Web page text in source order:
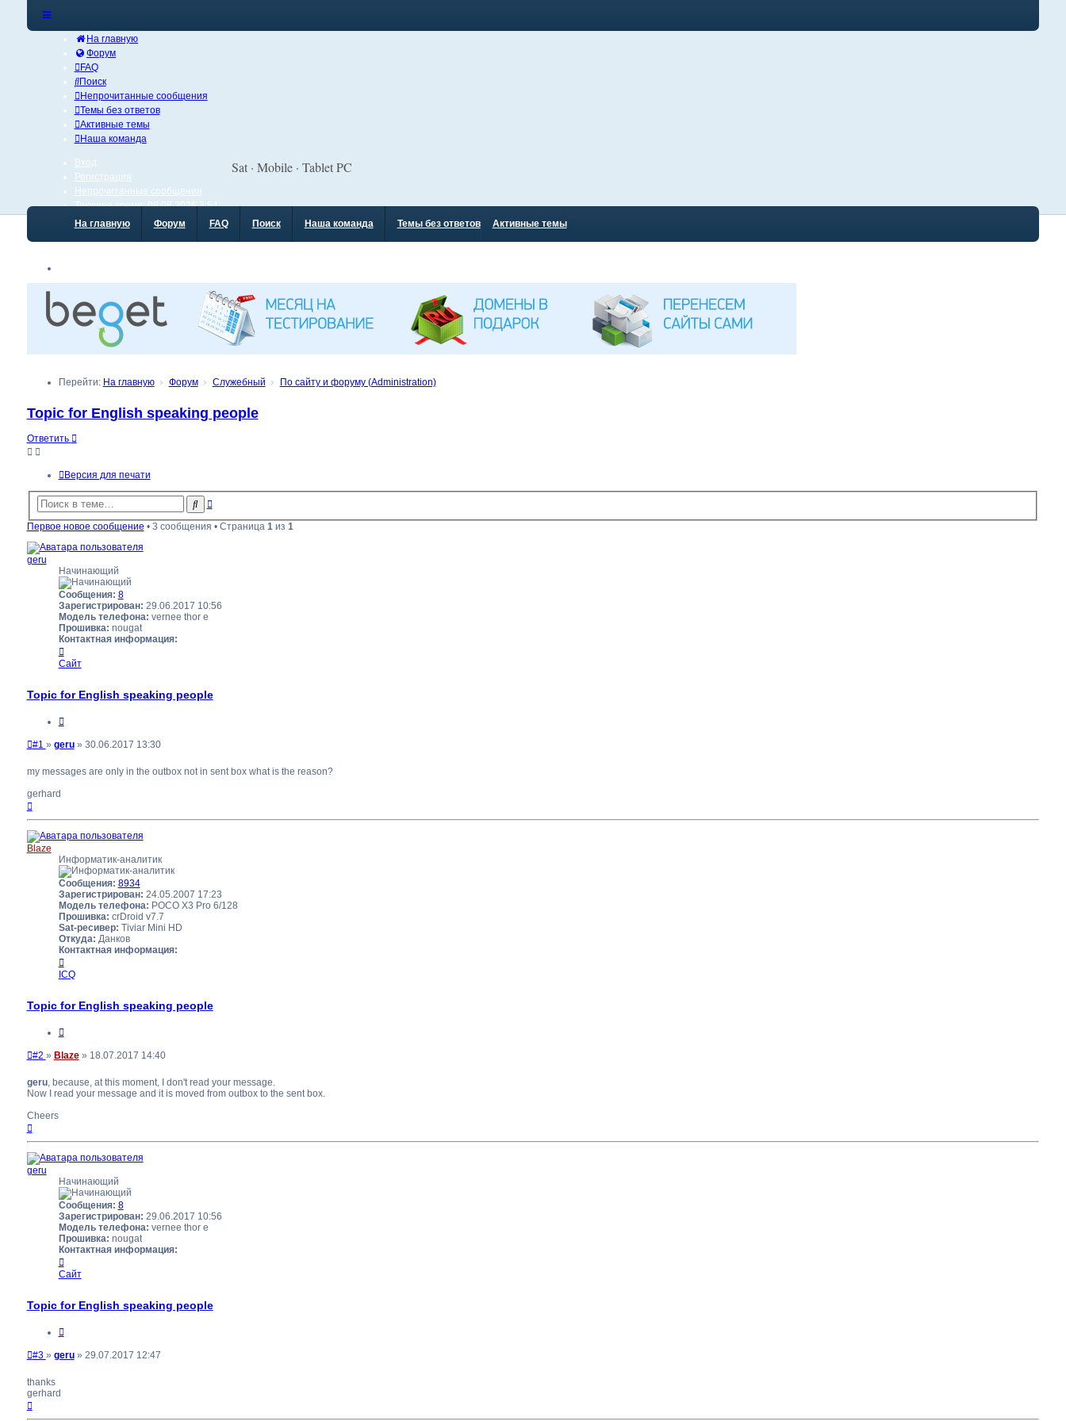
На главную
Форум
FAQ
Поиск
Непрочитанные сообщения
Темы без ответов
Активные темы
Наша команда
Вход
Регистрация
Непрочитанные сообщения
Текущее время: 08.08.2026 3:54
Sat · Mobile · Tablet PC
На главную Форум FAQ Поиск Наша команда Темы без ответов Активные темы
Перейти: На главную Форум Служебный По сайту и форуму (Administration)
Topic for English speaking people
Ответить
Версия для печати
ПоискРасширенный
поиск
Первое новое сообщение • 3 сообщения • Страница 1 из 1
geru
Начинающий
Сообщения: 8
Зарегистрирован: 29.06.2017 10:56
Модель телефона: vernee thor e
Прошивка: nougat
Контактная информация:
Контактная
информация
пользователя
Сайт
Topic for English speaking people
Цитата
Непрочитанное
#1 » geru» 30.06.2017 13:30
my messages are only in the outbox not in sent box what is the reason?
gerhard
Вернуться
к
Blaze
Информатик-аналитик
Сообщения: 8934
Зарегистрирован: 24.05.2007 17:23
Модель телефона: POCO X3 Pro 6/128
Прошивка: crDroid v7.7
Sat-ресивер: Tiviar Mini HD
Откуда: Данков
Контактная информация:
Контактная
информация
пользователя
ICQ
Topic for English speaking people
Цитата
Непрочитанное
#2 » Blaze» 18.07.2017 14:40
geru, because, at this moment, I don't read your message.
Now I read your message and it is moved from outbox to the sent box.
Cheers
Вернуться
к
geru
Начинающий
Сообщения: 8
Зарегистрирован: 29.06.2017 10:56
Модель телефона: vernee thor e
Прошивка: nougat
Контактная информация:
Контактная
информация
пользователя
Сайт
Topic for English speaking people
Цитата
Непрочитанное
#3 » geru» 29.07.2017 12:47
thanks
gerhard
Вернуться
к